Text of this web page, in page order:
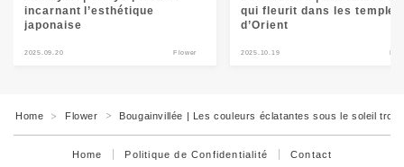
incarnant l’esthétique
japonaise
2025.09.20 Flower
qui fleurit dans les temples
d’Orient
2025.10.19
Home ＞ Flower ＞ Bougainvillée | Les couleurs éclatantes sous le soleil
Home Politique de Confidentialité Contact